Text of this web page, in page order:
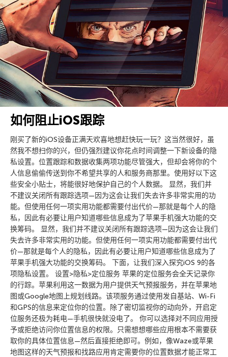
如何阻止iOS跟踪
刚买了新的iOS设备正满天欢喜地想赶快玩一玩？这当然很好，虽
然我不想扫你的兴，但仍强烈建议你花点时间调整一下新设备的隐
私设置。位置跟踪和数据收集两项功能尽管强大，但却会将你的个
人信息偷偷传送到你不希望共享的人和服务商那里。使用好以下这
些安全小贴士，将能很好地保护自己的个人数据。 显然，我们并
不建议关闭所有跟踪选项—因为这会让我们失去许多非常实用的功
能。但使用任何一项实用功能都需要付出代价—那就是每个人的隐
私，因此有必要让用户知道哪些信息成为了苹果手机强大功能的交
换筹码。 显然，我们并不建议关闭所有跟踪选项—因为这会让我们
失去许多非常实用的功能。但使用任何一项实用功能都需要付出代
价—那就是每个人的隐私，因此有必要让用户知道哪些信息成为了
苹果手机强大功能的交换筹码。 下面，让我们深入探究iOS 9的各
项隐私设置。 设置>隐私>定位服务 苹果的定位服务会全天记录你
的行踪。苹果利用这一数据为用户提供天气预报服务，并在苹果地
图或Google地图上规划线路。该项服务通过使用发自基站、Wi-Fi
和GPS的信息来定位你的位置。除了密切监视你的动向外，开启定
位服务还极为耗电—手机很快就没电了。 你可以选择对不同应用授
予或拒绝访问你位置信息的权限。只需想想哪些应用根本不需要获
取你的具体位置信息—然后直接拒绝即可。例如，像Waze或苹果
地图这样的天气预报和找路应用肯定需要你的位置数据才能正常工